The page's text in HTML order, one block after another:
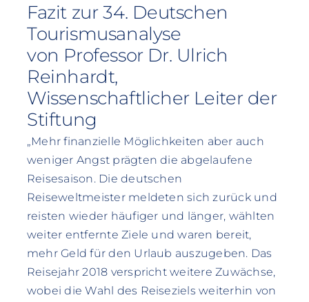
Fazit zur 34. Deutschen
Tourismusanalyse
von Professor Dr. Ulrich
Reinhardt,
Wissenschaftlicher Leiter der
Stiftung
„Mehr finanzielle Möglichkeiten aber auch
weniger Angst prägten die abgelaufene
Reisesaison. Die deutschen
Reiseweltmeister meldeten sich zurück und
reisten wieder häufiger und länger, wählten
weiter entfernte Ziele und waren bereit,
mehr Geld für den Urlaub auszugeben. Das
Reisejahr 2018 verspricht weitere Zuwächse,
wobei die Wahl des Reiseziels weiterhin von